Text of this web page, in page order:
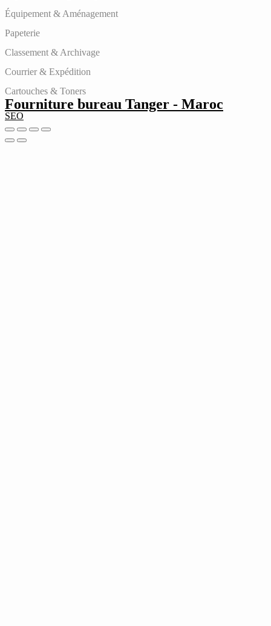
Équipement & Aménagement
Papeterie
Classement & Archivage
Courrier & Expédition
Cartouches & Toners
Fourniture bureau Tanger - Maroc
SEO